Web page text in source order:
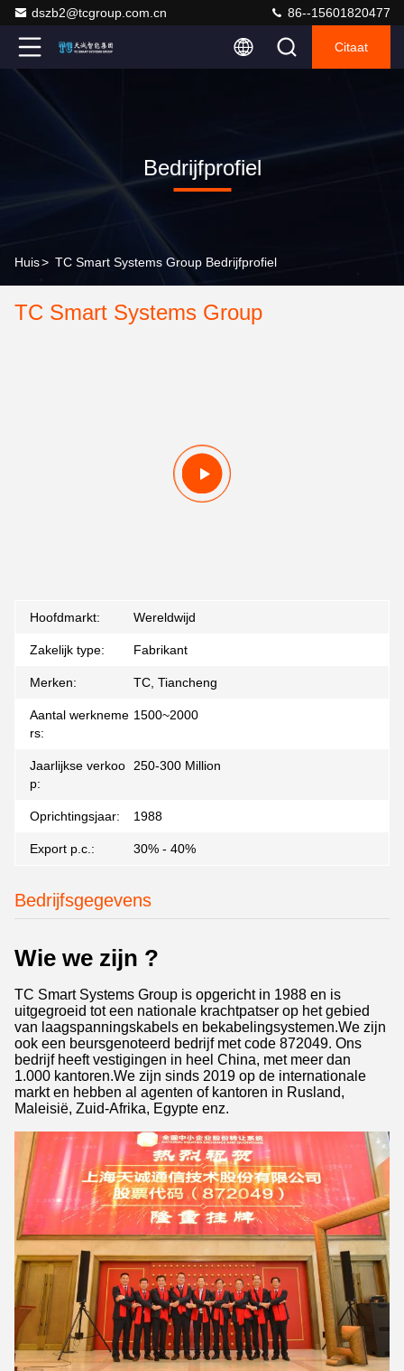
dszb2@tcgroup.com.cn 86--15601820477
Citaat
Bedrijfprofiel
Huis> TC Smart Systems Group Bedrijfprofiel
TC Smart Systems Group
Hoofdmarkt: Wereldwijd
Zakelijk type: Fabrikant
Merken: TC, Tiancheng
Aantal werkneme
rs:
1500~2000
Jaarlijkse verkoo
p:
250-300 Million
Oprichtingsjaar: 1988
Export p.c.: 30% - 40%
Bedrijfsgegevens
Wie we zijn ?
TC Smart Systems Group is opgericht in 1988 en is
uitgegroeid tot een nationale krachtpatser op het gebied
van laagspanningskabels en bekabelingsystemen.We zijn
ook een beursgenoteerd bedrijf met code 872049. Ons
bedrijf heeft vestigingen in heel China, met meer dan
1.000 kantoren.We zijn sinds 2019 op de internationale
markt en hebben al agenten of kantoren in Rusland,
Maleisië, Zuid-Afrika, Egypte enz.